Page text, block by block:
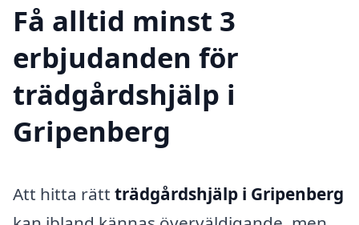
Få alltid minst 3
erbjudanden för
trädgårdshjälp i
Gripenberg
Att hitta rätt trädgårdshjälp i Gripenberg